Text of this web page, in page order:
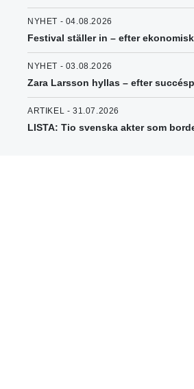
NYHET - 04.08.2026
Festival ställer in – efter
NYHET - 03.08.2026
Zara Larsson hyllas – efter
ARTIKEL - 31.07.2026
LISTA: Tio svenska akter som